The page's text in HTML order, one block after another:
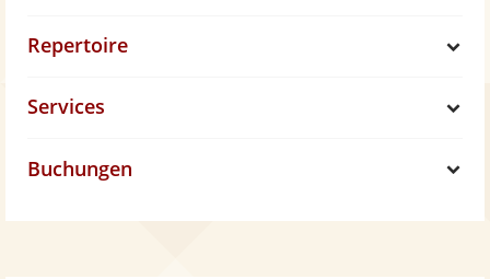
Repertoire
Services
Buchungen